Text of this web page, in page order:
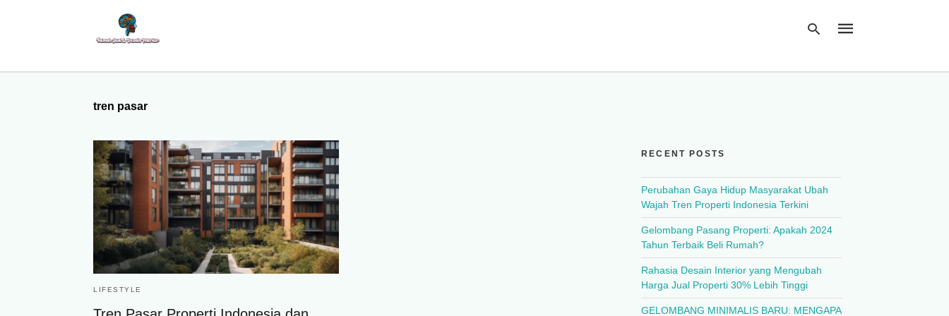
tren pasar
LIFESTYLE
RECENT POSTS
Perubahan Gaya Hidup Masyarakat Ubah
Wajah Tren Properti Indonesia Terkini
Gelombang Pasang Properti: Apakah 2024
Tahun Terbaik Beli Rumah?
Rahasia Desain Interior yang Mengubah
Harga Jual Properti 30% Lebih Tinggi
GELOMBANG MINIMALIS BARU: MENGAPA